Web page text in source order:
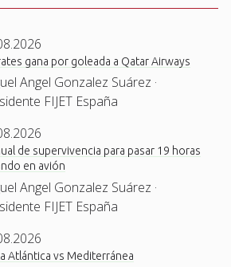
gana por goleada a Qatar Airways
Angel Gonzalez Suárez ·
FIJET España
de supervivencia para pasar 19 horas
en avión
Angel Gonzalez Suárez ·
FIJET España
Atlántica vs Mediterránea